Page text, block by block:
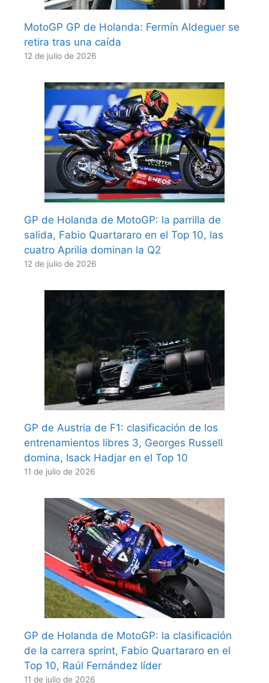
MotoGP GP de Holanda: Fermín Aldeguer se
retira tras una caída
12 de julio de 2026
GP de Holanda de MotoGP: la parrilla de
salida, Fabio Quartararo en el Top 10, las
cuatro Aprilia dominan la Q2
12 de julio de 2026
GP de Austria de F1: clasificación de los
entrenamientos libres 3, Georges Russell
domina, Isack Hadjar en el Top 10
11 de julio de 2026
GP de Holanda de MotoGP: la clasificación
de la carrera sprint, Fabio Quartararo en el
Top 10, Raúl Fernández líder
11 de julio de 2026